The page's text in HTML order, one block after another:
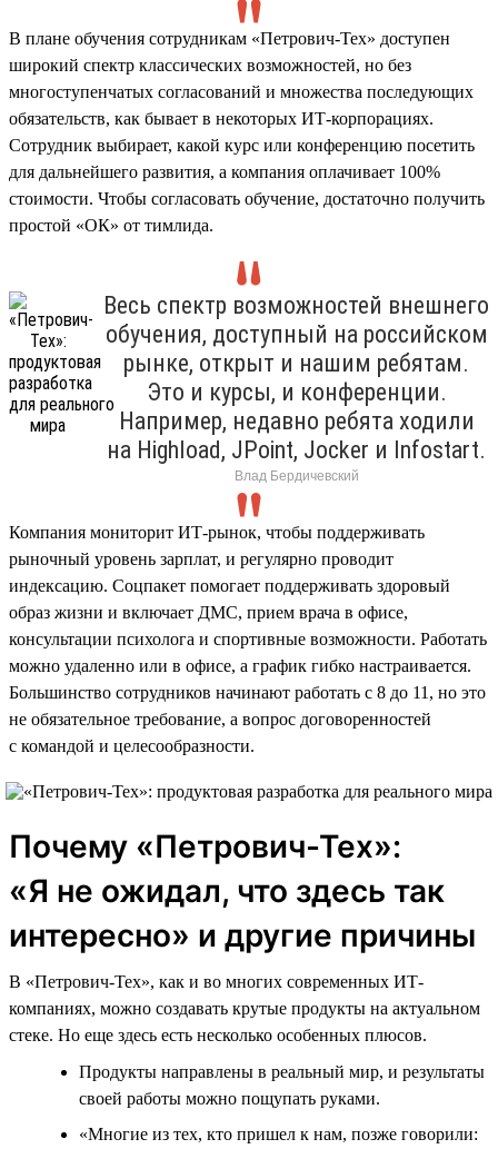
В плане обучения сотрудникам «Петрович-Тех» доступен
широкий спектр классических возможностей, но без
многоступенчатых согласований и множества последующих
обязательств, как бывает в некоторых ИТ-корпорациях.
Сотрудник выбирает, какой курс или конференцию посетить
для дальнейшего развития, а компания оплачивает 100%
стоимости. Чтобы согласовать обучение, достаточно получить
простой «ОК» от тимлида.
Весь спектр возможностей внешнего
обучения, доступный на российском
рынке, открыт и нашим ребятам.
Это и курсы, и конференции.
Например, недавно ребята ходили
на Highload, JPoint, Jocker и Infostart.
Влад Бердичевский
Компания мониторит ИТ-рынок, чтобы поддерживать
рыночный уровень зарплат, и регулярно проводит
индексацию. Соцпакет помогает поддерживать здоровый
образ жизни и включает ДМС, прием врача в офисе,
консультации психолога и спортивные возможности. Работать
можно удаленно или в офисе, а график гибко настраивается.
Большинство сотрудников начинают работать с 8 до 11, но это
не обязательное требование, а вопрос договоренностей
с командой и целесообразности.
Почему «Петрович-Тех»:
«Я не ожидал, что здесь так
интересно» и другие причины
В «Петрович-Тех», как и во многих современных ИТ-
компаниях, можно создавать крутые продукты на актуальном
стеке. Но еще здесь есть несколько особенных плюсов.
Продукты направлены в реальный мир, и результаты
своей работы можно пощупать руками.
«Многие из тех, кто пришел к нам, позже говорили: